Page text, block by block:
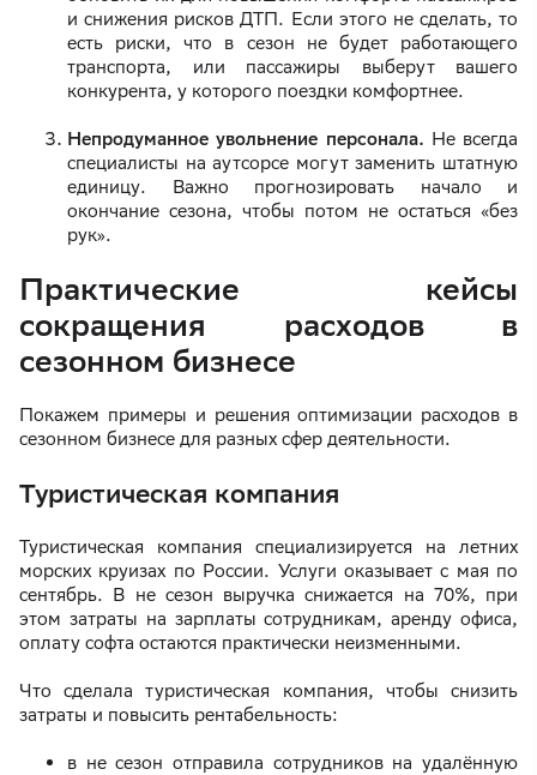
и снижения рисков ДТП. Если этого не сделать, то
есть риски, что в сезон не будет работающего
транспорта, или пассажиры выберут вашего
конкурента, у которого поездки комфортнее.
Непродуманное увольнение персонала. Не всегда
специалисты на аутсорсе могут заменить штатную
единицу. Важно прогнозировать начало и
окончание сезона, чтобы потом не остаться «без
рук».
Практические кейсы
сокращения расходов в
сезонном бизнесе
Покажем примеры и решения оптимизации расходов в
сезонном бизнесе для разных сфер деятельности.
Туристическая компания
Туристическая компания специализируется на летних
морских круизах по России. Услуги оказывает с мая по
сентябрь. В не сезон выручка снижается на 70%, при
этом затраты на зарплаты сотрудникам, аренду офиса,
оплату софта остаются практически неизменными.
Что сделала туристическая компания, чтобы снизить
затраты и повысить рентабельность:
в не сезон отправила сотрудников на удалённую